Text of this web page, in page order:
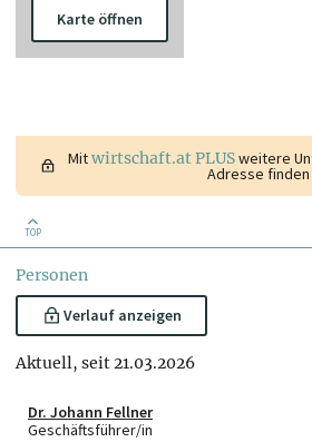
Karte öffnen
Mitwirtschaft.at PLUSweitere
Adresse finden
TOP
Personen
Verlauf anzeigen
Aktuell, seit 21.03.2026
Dr. Johann Fellner
Geschäftsführer/in